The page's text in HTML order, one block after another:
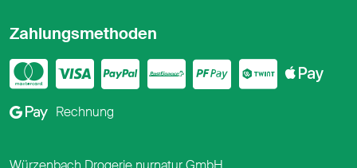
Zahlungsmethoden
Mastercard
VisaPayPal
PostFinance
Twint
Google Pay
Rechnung